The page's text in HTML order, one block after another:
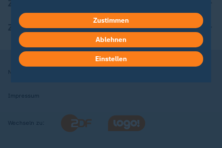
ZDFheute Apps
Nutzungsbedingungen
Impressum
Wechseln zu:
welchen nicht. Deine Datenschutzeinstellungen
kannst du jederzeit mit Wirkung für die Zukunft
in deinen Einstellungen widerrufen oder ändern.
Hier findest du das Impressum.
Zustimmen
Ablehnen
Einstellen